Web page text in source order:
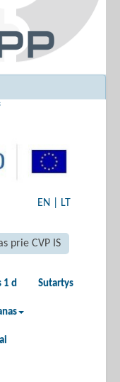
EN LT
prie CVP IS
1 d Sutartys